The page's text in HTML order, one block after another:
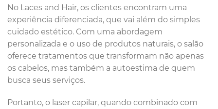
No Laces and Hair, os clientes encontram uma
experiência diferenciada, que vai além do simples
cuidado estético. Com uma abordagem
personalizada e o uso de produtos naturais, o salão
oferece tratamentos que transformam não apenas
os cabelos, mas também a autoestima de quem
busca seus serviços.
Portanto, o laser capilar, quando combinado com